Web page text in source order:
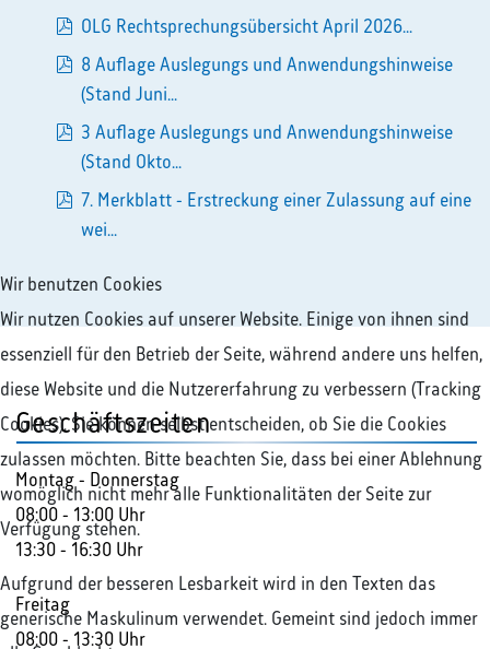
pdf
pdf
OLG Rechtsprechungsübersicht April 2026...
pdf
8 Auflage Auslegungs und Anwendungshinweise
(Stand Juni...
pdf
3 Auflage Auslegungs und Anwendungshinweise
(Stand Okto...
pdf
7. Merkblatt - Erstreckung einer Zulassung auf eine
wei...
Geschäftszeiten
Montag - Donnerstag
08:00 - 13:00 Uhr
13:30 - 16:30 Uhr
Freitag
08:00 - 13:30 Uhr
Wir benutzen Cookies
Wir nutzen Cookies auf unserer Website. Einige von ihnen sind
essenziell für den Betrieb der Seite, während andere uns helfen,
diese Website und die Nutzererfahrung zu verbessern (Tracking
Cookies). Sie können selbst entscheiden, ob Sie die Cookies
zulassen möchten. Bitte beachten Sie, dass bei einer Ablehnung
womöglich nicht mehr alle Funktionalitäten der Seite zur
Verfügung stehen.
Aufgrund der besseren Lesbarkeit wird in den Texten das
generische Maskulinum verwendet. Gemeint sind jedoch immer